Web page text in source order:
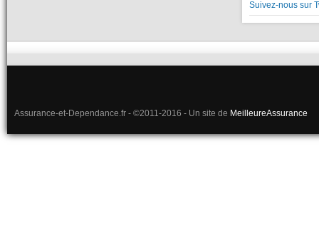
Suivez-nous sur
Assurance-et-Dependance.fr - ©2011-2016 - Un site de MeilleureAssurance